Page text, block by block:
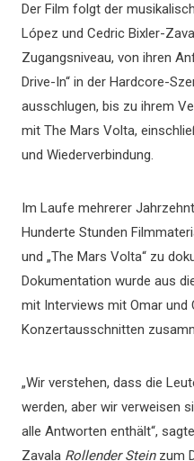
Der Film folgt der
López und Cedric Bixler-
Zugangsniveau, von ihren
Drive-In“ in der Hardcore-
ausschlugen, bis zu ihrem
mit The Mars Volta,
und Wiederverbindung.
Im Laufe mehrerer
Hunderte Stunden
und „The Mars Volta“ zu
Dokumentation wurde aus
mit Interviews mit Omar und
Konzertausschnitten
„Wir verstehen, dass die
werden, aber wir verweisen
alle Antworten enthält“,
Zavala Rollender Steinzum